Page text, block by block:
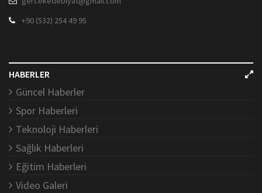
+90 (532) 254 49 95
HABERLER
Güncel Haberler
Spor Haberleri
Teknoloji Haberleri
Sağlık Haberleri
Eğitim Haberleri
Video Galeri